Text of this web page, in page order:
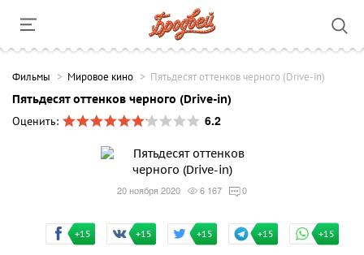
Фильмы Мировое кино Пятьдесят оттенков черного (Drive-in)
Пятьдесят оттенков черного (Drive-in)
Оценить:
6.2
20 ноября 2020 6 167 0
+15 +15 +15 +15 +15